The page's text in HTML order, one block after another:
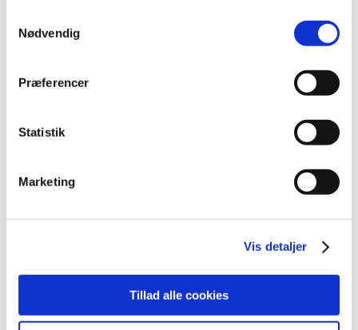
Nødvendig
Præferencer
Statistik
Marketing
Vis detaljer
Tillad alle cookies
2019 (159)
2017 (167)
december (4)